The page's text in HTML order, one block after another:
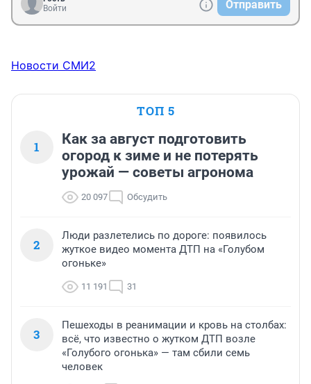
Войти
Отправить
Новости СМИ2
ТОП 5
1
Как за август подготовить
огород к зиме и не потерять
урожай — советы агронома
20 097 Обсудить
2
Люди разлетелись по дороге: появилось
жуткое видео момента ДТП на «Голубом
огоньке»
11 191 31
3
Пешеходы в реанимации и кровь на столбах:
всё, что известно о жутком ДТП возле
«Голубого огонька» — там сбили семь
человек